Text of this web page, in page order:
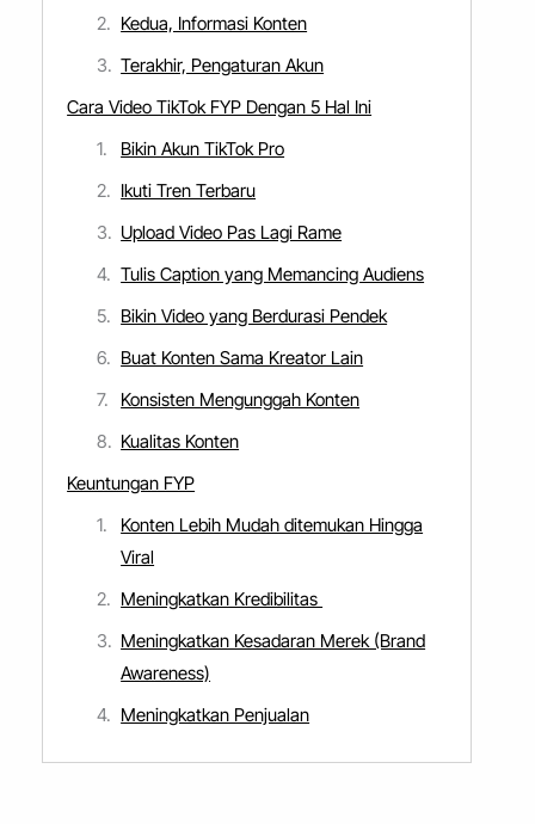
Kedua, Informasi Konten
Terakhir, Pengaturan Akun
Cara Video TikTok FYP Dengan 5 Hal Ini
Bikin Akun TikTok Pro
Ikuti Tren Terbaru
Upload Video Pas Lagi Rame
Tulis Caption yang Memancing Audiens
Bikin Video yang Berdurasi Pendek
Buat Konten Sama Kreator Lain
Konsisten Mengunggah Konten
Kualitas Konten
Keuntungan FYP
Konten Lebih Mudah ditemukan Hingga
Viral
Meningkatkan Kredibilitas
Meningkatkan Kesadaran Merek (Brand
Awareness)
Meningkatkan Penjualan